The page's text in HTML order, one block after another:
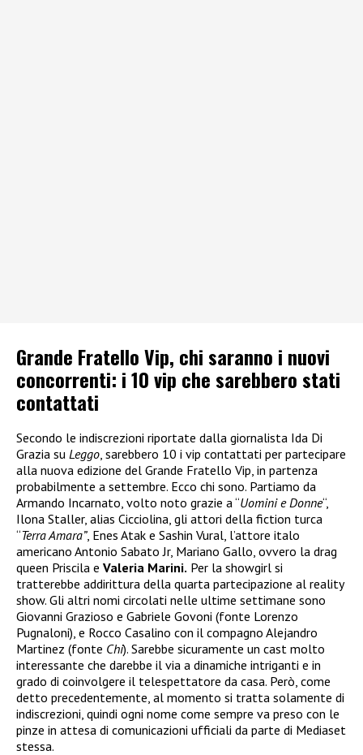
Grande Fratello Vip, chi saranno i nuovi
concorrenti: i 10 vip che sarebbero stati
contattati
Secondo le indiscrezioni riportate dalla giornalista Ida Di
Grazia su Leggo , sarebbero 10 i vip contattati per partecipare
alla nuova edizione del Grande Fratello Vip, in partenza
probabilmente a settembre. Ecco chi sono. Partiamo da
Armando Incarnato, volto noto grazie a “Uomini e Donne“,
Ilona Staller, alias Cicciolina, gli attori della fiction turca
“Terra Amara”, Enes Atak e Sashin Vural, l’attore italo
americano Antonio Sabato Jr, Mariano Gallo, ovvero la drag
queen Priscila e Valeria Marini. Per la showgirl si
tratterebbe addirittura della quarta partecipazione al reality
show. Gli altri nomi circolati nelle ultime settimane sono
Giovanni Grazioso e Gabriele Govoni (fonte Lorenzo
Pugnaloni), e Rocco Casalino con il compagno Alejandro
Martinez (fonte Chi). Sarebbe sicuramente un cast molto
interessante che darebbe il via a dinamiche intriganti e in
grado di coinvolgere il telespettatore da casa. Però, come
detto precedentemente, al momento si tratta solamente di
indiscrezioni, quindi ogni nome come sempre va preso con le
pinze in attesa di comunicazioni ufficiali da parte di Mediaset
stessa.